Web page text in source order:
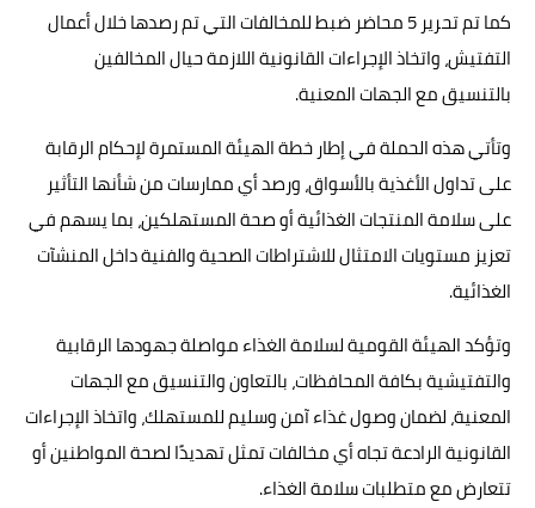
كما تم تحرير 5 محاضر ضبط للمخالفات التي تم رصدها خلال أعمال
التفتيش، واتخاذ الإجراءات القانونية اللازمة حيال المخالفين
بالتنسيق مع الجهات المعنية.
وتأتي هذه الحملة في إطار خطة الهيئة المستمرة لإحكام الرقابة
على تداول الأغذية بالأسواق، ورصد أي ممارسات من شأنها التأثير
على سلامة المنتجات الغذائية أو صحة المستهلكين، بما يسهم في
تعزيز مستويات الامتثال للاشتراطات الصحية والفنية داخل المنشآت
الغذائية.
وتؤكد الهيئة القومية لسلامة الغذاء مواصلة جهودها الرقابية
والتفتيشية بكافة المحافظات، بالتعاون والتنسيق مع الجهات
المعنية، لضمان وصول غذاء آمن وسليم للمستهلك، واتخاذ الإجراءات
القانونية الرادعة تجاه أي مخالفات تمثل تهديدًا لصحة المواطنين أو
تتعارض مع متطلبات سلامة الغذاء.